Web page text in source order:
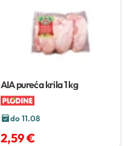
AIA pureća krila1 kg
do 11.08
2,59 €